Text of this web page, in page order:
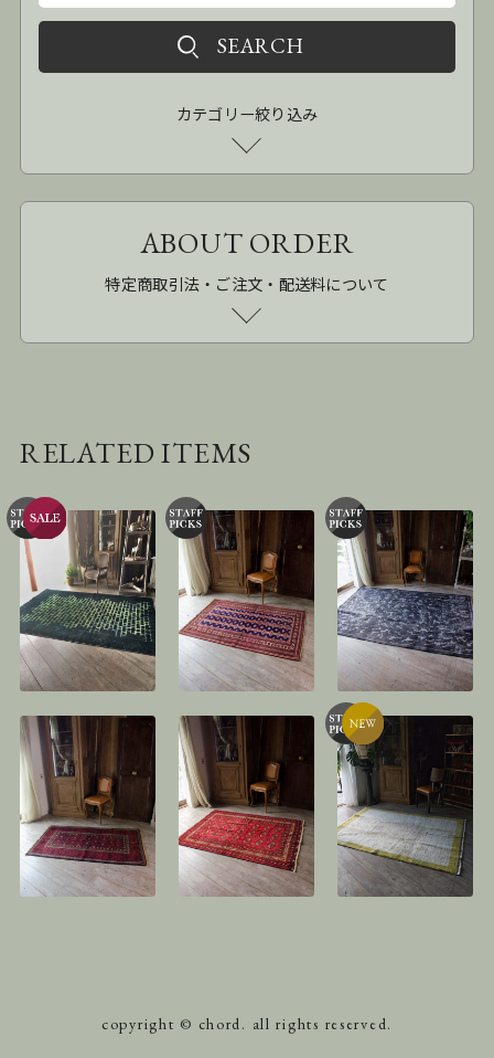
カテゴリー絞り込み
ABOUT ORDER
特定商取引法・ご注文・配送料について
RELATED ITEMS
copyright © chord. all rights reserved.